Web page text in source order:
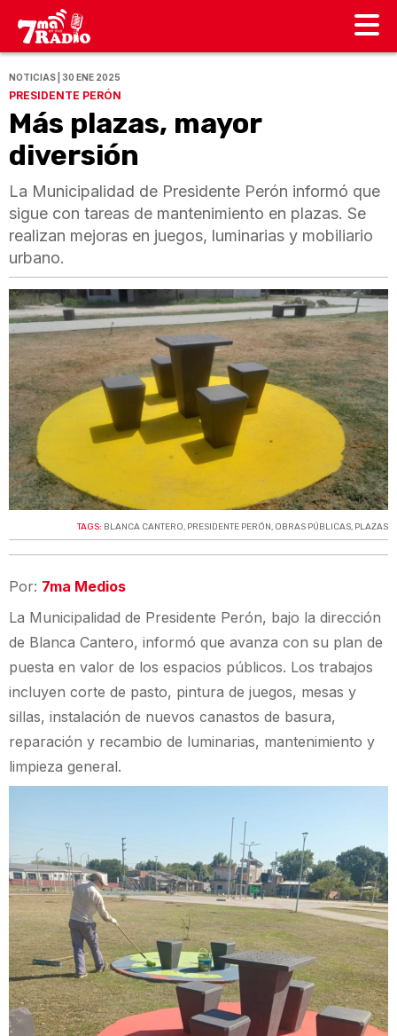
NOTICIAS | 30 ENE 2025
PRESIDENTE PERÓN
Más plazas, mayor
diversión
La Municipalidad de Presidente Perón informó que
sigue con tareas de mantenimiento en plazas. Se
realizan mejoras en juegos, luminarias y mobiliario
urbano.
TAGS: BLANCA CANTERO, PRESIDENTE PERÓN, OBRAS PÚBLICAS, PLAZAS
Por: 7ma Medios
La Municipalidad de Presidente Perón, bajo la dirección
de Blanca Cantero, informó que avanza con su plan de
puesta en valor de los espacios públicos. Los trabajos
incluyen corte de pasto, pintura de juegos, mesas y
sillas, instalación de nuevos canastos de basura,
reparación y recambio de luminarias, mantenimiento y
limpieza general.